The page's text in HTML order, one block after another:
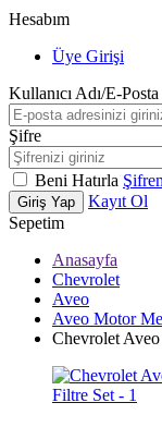
Hesabım
Üye Girişi
Kullanıcı Adı/E-Posta
Şifre
Beni Hatırla
Giriş Yap
Kayıt Ol
Sepetim
Anasayfa
Chevrolet
Aveo
Aveo Motor
Chevrolet